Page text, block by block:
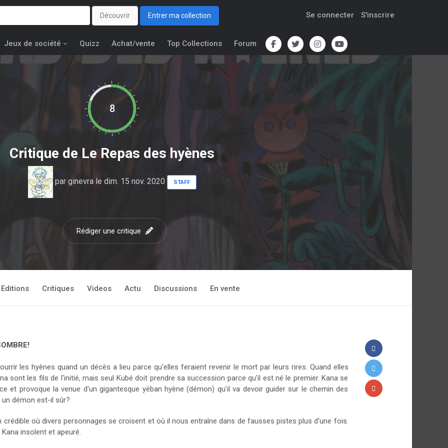
Découvrir Entrer ma collection Se connecter S'inscrire
Jeux de société Quizz Achat/vente Top Collections Forum
8
Critique de Le Repas des hyènes
par ginevrale dim. 15 nov. 2020 STAFF
Rédiger une critique
Editions Critiques Videos Actu Discussions En vente
les hyènes quand un décès a lieu parce qu'elles feraient revenir le mort par leurs rires. Quand elles
sont les fils de l'initié, mais seul Kubé doit prendre sa succession parce qu'il est né le premier. Kana se
et provoque la venue d'un gigantesque yéban hyène (démon) qu'il va devoir guider sur le chemin des
démon est-il sûr?
où divers personnages se croisent et où il nous entraîne dans de fausses pistes plus d'une fois.
insolent et apeuré.